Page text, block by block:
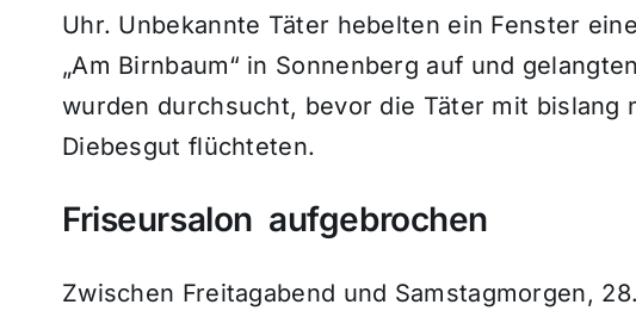
Uhr. Unbekannte Täter hebelten ein Fenster
„Am Birnbaum“ in Sonnenberg auf und
wurden durchsucht, bevor die Täter mit bislang
Diebesgut flüchteten.
Friseursalon aufgebrochen
Zwischen Freitagabend und Samstagmorgen,